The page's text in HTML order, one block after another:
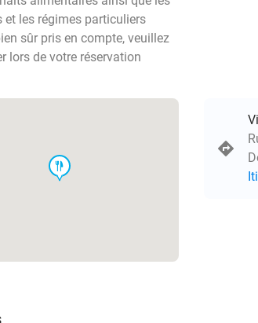
et les régimes particuliers
sûr pris en compte, veuillez
lors de votre réservation
food